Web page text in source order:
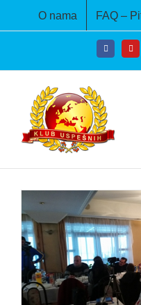
O nama FAQ –
Facebook